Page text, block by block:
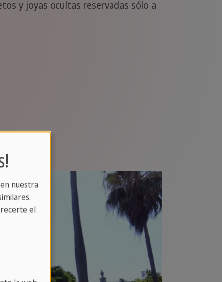
y joyas ocultas reservadas sólo a
nuestra
el